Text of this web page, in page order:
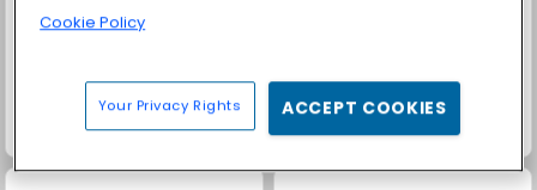
Masha and the Bear: Meadows Scala 40
Cookie Policy
Your Privacy Rights ACCEPT COOKIES